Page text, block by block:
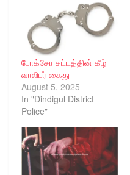
போக்சோ சட்டத்தின் கீழ்
வாலிபர் கைது
August 5, 2025
In "Dindigul District
Police"